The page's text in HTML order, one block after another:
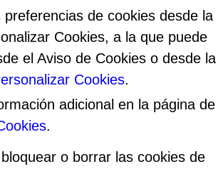
preferencias de cookies desde la
Cookies, a la que puede
el Aviso de Cookies o desde la
Cookies.
adicional en la página de
.
o borrar las cookies de